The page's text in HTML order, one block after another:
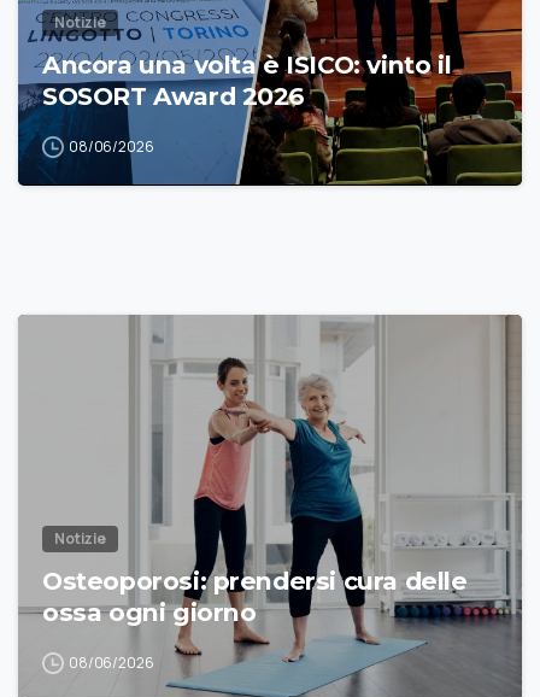
Notizie
Ancora una volta è ISICO: vinto il
SOSORT Award 2026
08/06/2026
Notizie
Osteoporosi: prendersi cura delle
ossa ogni giorno
08/06/2026